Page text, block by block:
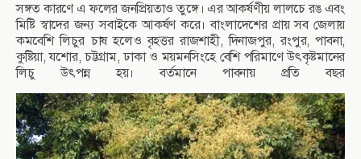
সঙ্গত কারণে এ ফলের জনপ্রিয়তাও তুঙ্গে। এর আকর্ষণীয় লালচে রঙ এবং
মিষ্টি স্বাদের জন্য সবাইকে আকর্ষণ করে। বাংলাদেশের প্রায় সব জেলায়
কমবেশি লিচুর চাষ হলেও বৃহত্তর রাজশাহী, দিনাজপুর, রংপুর, পাবনা,
কুষ্টিয়া, যশোর, চট্টগ্রাম, ঢাকা ও ময়মনসিংহে বেশি পরিমাণে উৎকৃষ্টমানের
লিচু উৎপন্ন হয়। বর্তমানে পাবনায় প্রতি বছর